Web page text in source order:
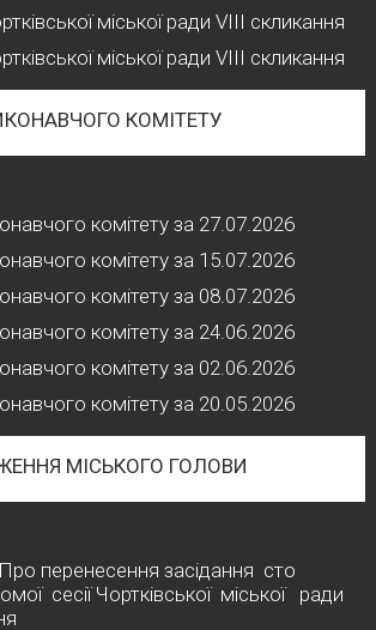
міської ради VIII скликання
міської ради VIII скликання
КОМІТЕТУ
комітету за 27.07.2026
комітету за 15.07.2026
комітету за 08.07.2026
комітету за 24.06.2026
комітету за 02.06.2026
комітету за 20.05.2026
МІСЬКОГО ГОЛОВИ
перенесення засідання сто
сесії Чортківської міської ради